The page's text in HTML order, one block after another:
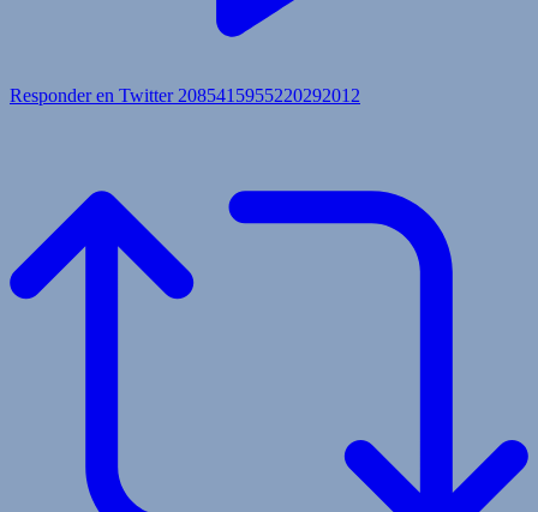
Responder en Twitter 2085415955220292012